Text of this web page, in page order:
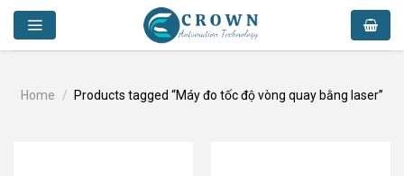
Skip
content
Home / Products tagged “Máy đo tốc độ vòng quay bằng laser”